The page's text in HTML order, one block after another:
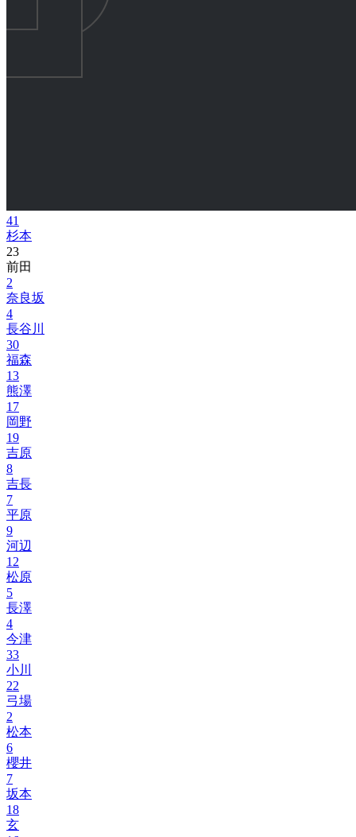
41
杉本
23
前田
2
奈良坂
4
長谷川
30
福森
13
熊澤
17
岡野
19
吉原
8
吉長
7
平原
9
河辺
12
松原
5
長澤
4
今津
33
小川
22
弓場
2
松本
6
櫻井
7
坂本
18
玄